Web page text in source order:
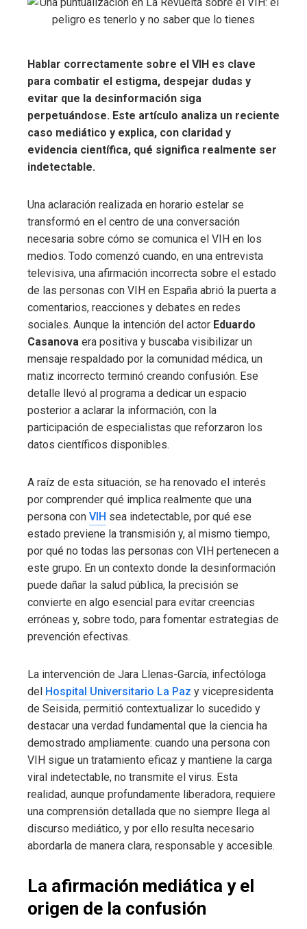
Hablar correctamente sobre el VIH es clave
para combatir el estigma, despejar dudas y
evitar que la desinformación siga
perpetuándose. Este artículo analiza un reciente
caso mediático y explica, con claridad y
evidencia científica, qué significa realmente ser
indetectable.
Una aclaración realizada en horario estelar se
transformó en el centro de una conversación
necesaria sobre cómo se comunica el VIH en los
medios. Todo comenzó cuando, en una entrevista
televisiva, una afirmación incorrecta sobre el estado
de las personas con VIH en España abrió la puerta a
comentarios, reacciones y debates en redes
sociales. Aunque la intención del actor Eduardo
Casanova era positiva y buscaba visibilizar un
mensaje respaldado por la comunidad médica, un
matiz incorrecto terminó creando confusión. Ese
detalle llevó al programa a dedicar un espacio
posterior a aclarar la información, con la
participación de especialistas que reforzaron los
datos científicos disponibles.
A raíz de esta situación, se ha renovado el interés
por comprender qué implica realmente que una
persona con VIH sea indetectable, por qué ese
estado previene la transmisión y, al mismo tiempo,
por qué no todas las personas con VIH pertenecen a
este grupo. En un contexto donde la desinformación
puede dañar la salud pública, la precisión se
convierte en algo esencial para evitar creencias
erróneas y, sobre todo, para fomentar estrategias de
prevención efectivas.
La intervención de Jara Llenas-García, infectóloga
del Hospital Universitario La Paz y vicepresidenta
de Seisida, permitió contextualizar lo sucedido y
destacar una verdad fundamental que la ciencia ha
demostrado ampliamente: cuando una persona con
VIH sigue un tratamiento eficaz y mantiene la carga
viral indetectable, no transmite el virus. Esta
realidad, aunque profundamente liberadora, requiere
una comprensión detallada que no siempre llega al
discurso mediático, y por ello resulta necesario
abordarla de manera clara, responsable y accesible.
La afirmación mediática y el
origen de la confusión